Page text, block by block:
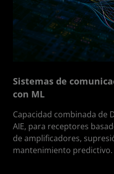
Sistemas de
con ML
Capacidad combinada de
AIE, para receptores
de amplificadores,
mantenimiento predictivo.